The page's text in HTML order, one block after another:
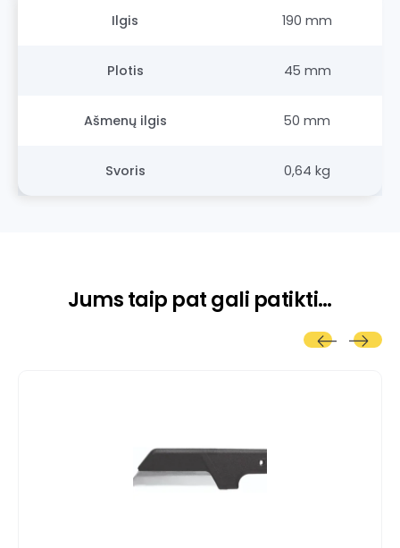
Ilgis 190 mm
Plotis 45 mm
Ašmenų ilgis 50 mm
Svoris 0,64 kg
Jums taip pat gali patikti…